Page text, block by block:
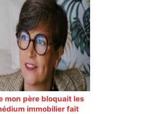
mon père bloquait les
immobilier fait